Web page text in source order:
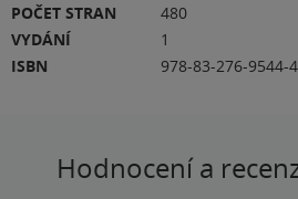
POČET STRAN
480
VYDÁNÍ
1
ISBN
978-83-276-9544-4
Hodnocení a